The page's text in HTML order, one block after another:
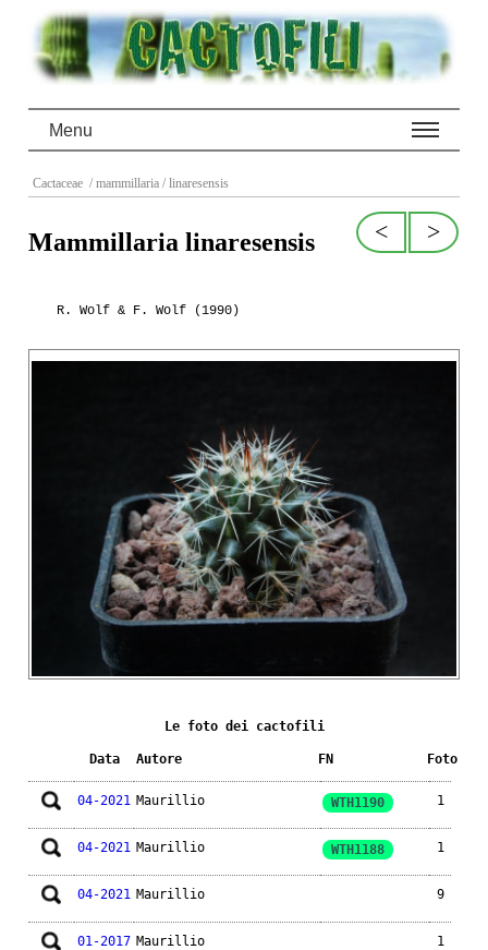
Menu
Cactaceae / mammillaria / linaresensis
>
<
Mammillaria linaresensis
R. Wolf & F. Wolf (1990)
Le foto dei cactofili
Data Autore FN Foto
04-2021 Maurillio WTH1190 1
04-2021 Maurillio WTH1188 1
04-2021 Maurillio 9
01-2017 Maurillio 1